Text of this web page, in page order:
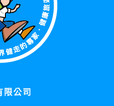
限公司